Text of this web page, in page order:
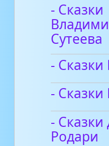
- Сказки
Сутеева
-
-
-
Родари